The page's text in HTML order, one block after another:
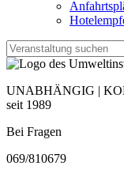
UNABHÄNGIG |
seit 1989
Bei Fragen
069/810679